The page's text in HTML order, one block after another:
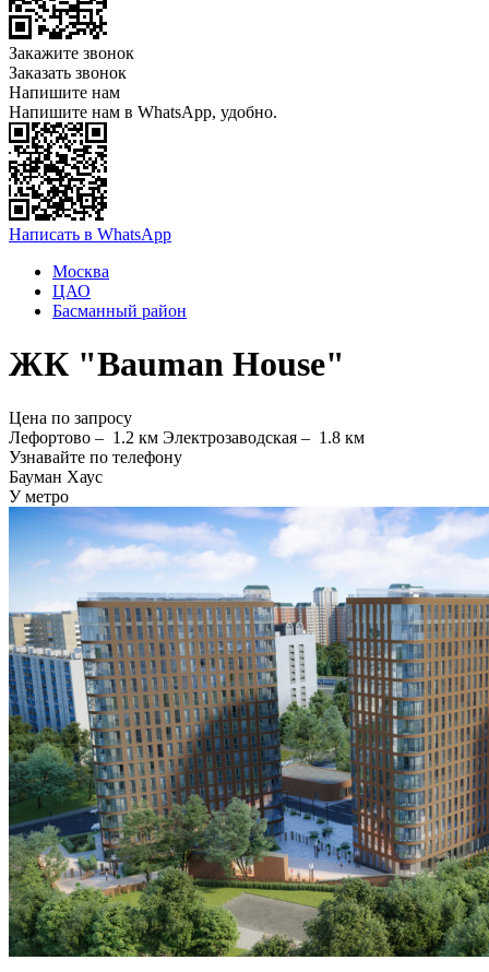
Закажите звонок
Заказать звонок
Напишите нам
Напишите нам в WhatsApp, удобно.
Написать в WhatsApp
Москва
ЦАО
Басманный район
ЖК "Bauman House"
Цена по запросу
Лефортово – 1.2 км Электрозаводская – 1.8 км
Узнавайте по телефону
Бауман Хаус
У метро